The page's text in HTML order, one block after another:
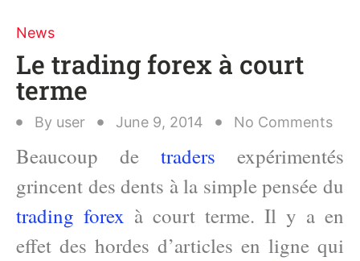
News
Le trading forex à court
terme
By user June 9, 2014 No Comments
Beaucoup de traders expérimentés
grincent des dents à la simple pensée du
trading forex à court terme. Il y a en
effet des hordes d’articles en ligne qui